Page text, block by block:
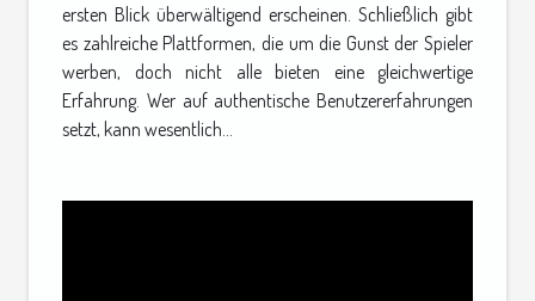
ersten Blick überwältigend erscheinen. Schließlich gibt
es zahlreiche Plattformen, die um die Gunst der Spieler
werben, doch nicht alle bieten eine gleichwertige
Erfahrung. Wer auf authentische Benutzererfahrungen
setzt, kann wesentlich...